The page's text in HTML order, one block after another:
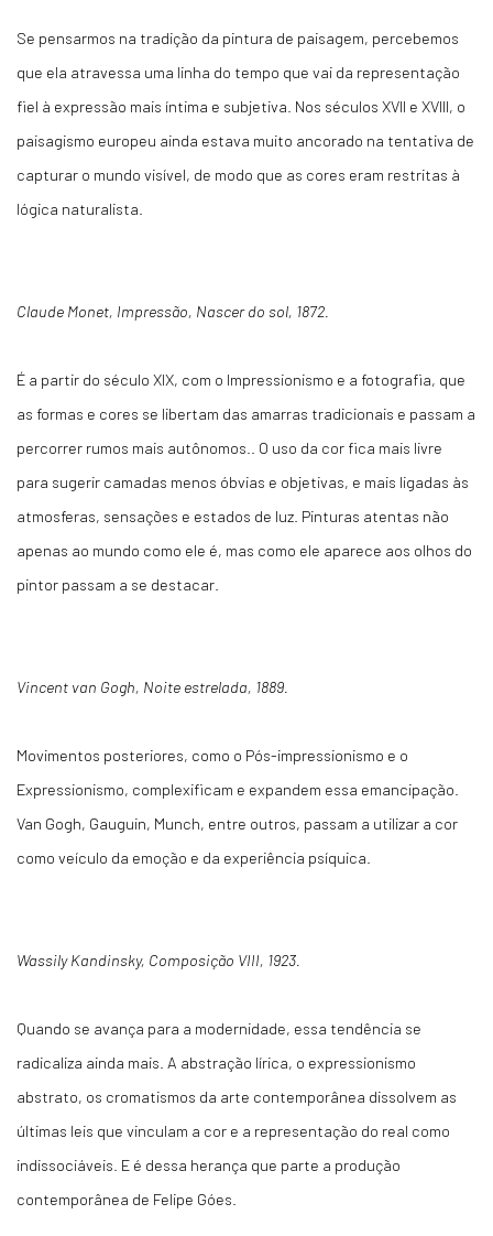
Se pensarmos na tradição da pintura de paisagem, percebemos
que ela atravessa uma linha do tempo que vai da representação
fiel à expressão mais íntima e subjetiva. Nos séculos XVII e XVIII, o
paisagismo europeu ainda estava muito ancorado na tentativa de
capturar o mundo visível, de modo que as cores eram restritas à
lógica naturalista.
Claude Monet, Impressão, Nascer do sol, 1872.
É a partir do século XIX, com o Impressionismo e a fotografia, que
as formas e cores se libertam das amarras tradicionais e passam a
percorrer rumos mais autônomos.. O uso da cor fica mais livre
para sugerir camadas menos óbvias e objetivas, e mais ligadas às
atmosferas, sensações e estados de luz. Pinturas atentas não
apenas ao mundo como ele é, mas como ele aparece aos olhos do
pintor passam a se destacar.
Vincent van Gogh, Noite estrelada, 1889.
Movimentos posteriores, como o Pós-impressionismo e o
Expressionismo, complexificam e expandem essa emancipação.
Van Gogh, Gauguin, Munch, entre outros, passam a utilizar a cor
como veículo da emoção e da experiência psíquica.
Wassily Kandinsky, Composição VIII, 1923.
Quando se avança para a modernidade, essa tendência se
radicaliza ainda mais. A abstração lírica, o expressionismo
abstrato, os cromatismos da arte contemporânea dissolvem as
últimas leis que vinculam a cor e a representação do real como
indissociáveis. E é dessa herança que parte a produção
contemporânea de Felipe Góes.